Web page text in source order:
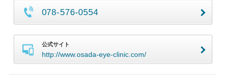
078-576-0554
公式サイト
http://www.osada-eye-clinic.com/